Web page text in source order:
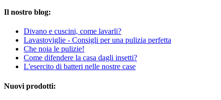
Il nostro blog:
Divano e cuscini, come lavarli?
Lavastoviglie - Consigli per una pulizia perfetta
Che noia le pulizie!
Come difendere la casa dagli insetti?
L'esercito di batteri nelle nostre case
Nuovi prodotti: